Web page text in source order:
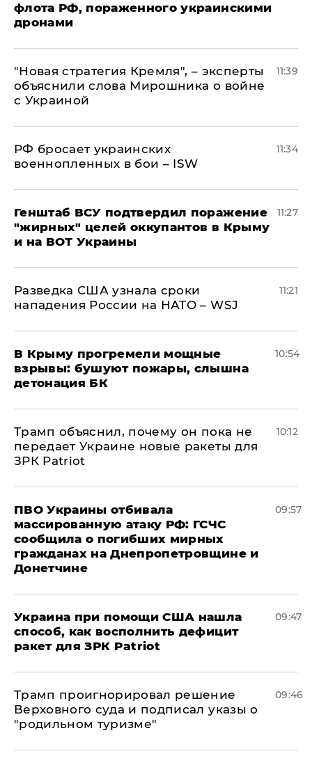
флота РФ, пораженного украинскими
дронами
"Новая стратегия Кремля", – эксперты
объяснили слова Мирошника о войне
с Украиной
11:39
РФ бросает украинских
военнопленных в бои – ISW
11:34
Генштаб ВСУ подтвердил поражение
"жирных" целей оккупантов в Крыму
и на ВОТ Украины
11:27
Разведка США узнала сроки
нападения России на НАТО – WSJ
11:21
В Крыму прогремели мощные
взрывы: бушуют пожары, слышна
детонация БК
10:54
Трамп объяснил, почему он пока не
передает Украине новые ракеты для
ЗРК Patriot
10:12
ПВО Украины отбивала
массированную атаку РФ: ГСЧС
сообщила о погибших мирных
гражданах на Днепропетровщине и
Донетчине
09:57
Украина при помощи США нашла
способ, как восполнить дефицит
ракет для ЗРК Patriot
09:47
Трамп проигнорировал решение
Верховного суда и подписал указы о
"родильном туризме"
09:46